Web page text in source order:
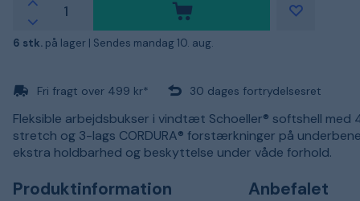
6 stk. på lager | Sendes mandag 10. aug.
Fri fragt over 499 kr* 30 dages fortrydelsesret
Fleksible arbejdsbukser i vindtæt Schoeller® softshell med
stretch og 3-lags CORDURA® forstærkninger på
ekstra holdbarhed og beskyttelse under våde forhold.
Produktinformation Anbefalet